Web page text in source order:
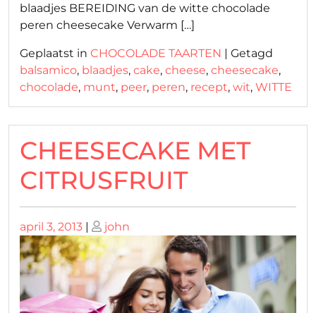
blaadjes BEREIDING van de witte chocolade
peren cheesecake Verwarm […]
Geplaatst in CHOCOLADE TAARTEN | Getagd
balsamico, blaadjes, cake, cheese, cheesecake,
chocolade, munt, peer, peren, recept, wit, WITTE
CHEESECAKE MET
CITRUSFRUIT
Geplaatst
op
april 3, 2013 | Geplaatst
op
john